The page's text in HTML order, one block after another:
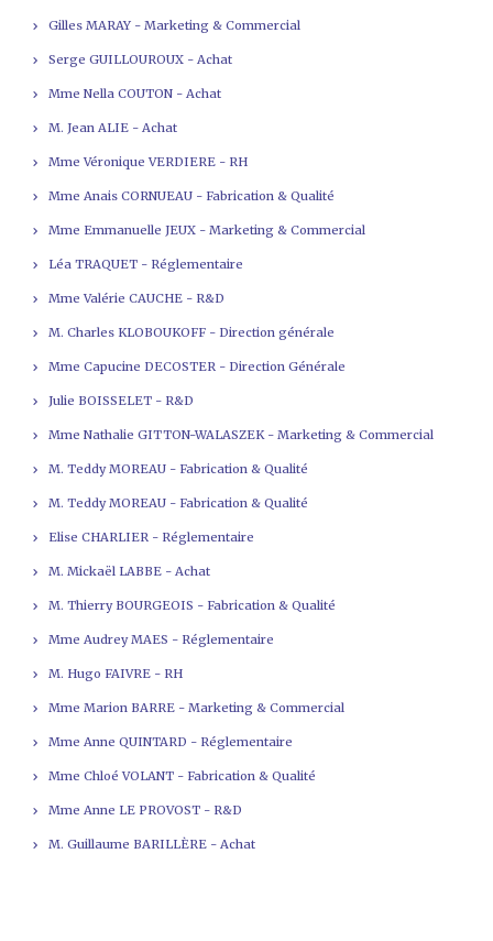
Gilles MARAY - Marketing & Commercial
Serge GUILLOUROUX - Achat
Mme Nella COUTON - Achat
M. Jean ALIE - Achat
Mme Véronique VERDIERE - RH
Mme Anais CORNUEAU - Fabrication & Qualité
Mme Emmanuelle JEUX - Marketing & Commercial
Léa TRAQUET - Réglementaire
Mme Valérie CAUCHE - R&D
M. Charles KLOBOUKOFF - Direction générale
Mme Capucine DECOSTER - Direction Générale
Julie BOISSELET - R&D
Mme Nathalie GITTON-WALASZEK - Marketing & Commercial
M. Teddy MOREAU - Fabrication & Qualité
M. Teddy MOREAU - Fabrication & Qualité
Elise CHARLIER - Réglementaire
M. Mickaël LABBE - Achat
M. Thierry BOURGEOIS - Fabrication & Qualité
Mme Audrey MAES - Réglementaire
M. Hugo FAIVRE - RH
Mme Marion BARRE - Marketing & Commercial
Mme Anne QUINTARD - Réglementaire
Mme Chloé VOLANT - Fabrication & Qualité
Mme Anne LE PROVOST - R&D
M. Guillaume BARILLÈRE - Achat